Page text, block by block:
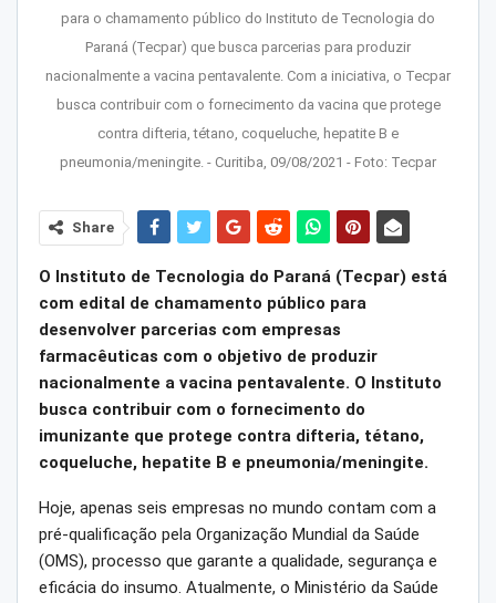
para o chamamento público do Instituto de Tecnologia do
Paraná (Tecpar) que busca parcerias para produzir
nacionalmente a vacina pentavalente. Com a iniciativa, o Tecpar
busca contribuir com o fornecimento da vacina que protege
contra difteria, tétano, coqueluche, hepatite B e
pneumonia/meningite. - Curitiba, 09/08/2021 - Foto: Tecpar
Share
O Instituto de Tecnologia do Paraná (Tecpar) está
com edital de chamamento público para
desenvolver parcerias com empresas
farmacêuticas com o objetivo de produzir
nacionalmente a vacina pentavalente. O Instituto
busca contribuir com o fornecimento do
imunizante que protege contra difteria, tétano,
coqueluche, hepatite B e pneumonia/meningite.
Hoje, apenas seis empresas no mundo contam com a
pré-qualificação pela Organização Mundial da Saúde
(OMS), processo que garante a qualidade, segurança e
eficácia do insumo. Atualmente, o Ministério da Saúde